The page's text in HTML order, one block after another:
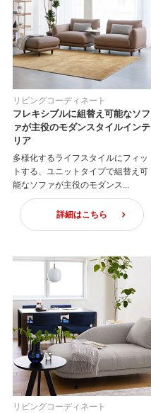
リビングコーディネート
フレキシブルに組替え可能なソフ
ァが主役のモダンスタイルインテ
リア
多様化するライフスタイルにフィッ
トする、ユニットタイプで組替え可
能なソファが主役のモダンス...
詳細はこちら
リビングコーディネート